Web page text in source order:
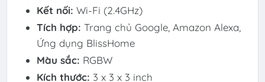
Kết nối: Wi-Fi (2.4GHz)
Tích hợp: Trang chủ Google, Amazon Alexa,
Ứng dụng BlissHome
Màu sắc: RGBW
Kích thước: 3 x 3 x 3 inch